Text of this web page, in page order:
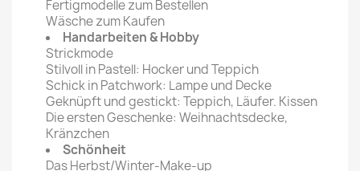
Fertigmodelle zum Bestellen
Wäsche zum Kaufen
Handarbeiten & Hobby
Strickmode
Stilvoll in Pastell: Hocker und Teppich
Schick in Patchwork: Lampe und Decke
Geknüpft und gestickt: Teppich, Läufer. Kissen
Die ersten Geschenke: Weihnachtsdecke,
Kränzchen
Schönheit
Das Herbst/Winter-Make-up